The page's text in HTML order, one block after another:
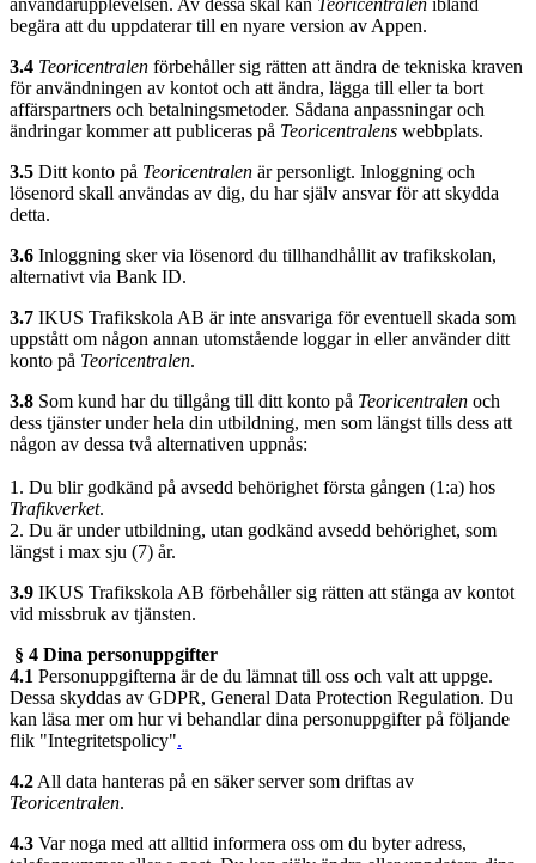
användarupplevelsen. Av dessa skäl kan Teoricentralen ibland
begära att du uppdaterar till en nyare version av Appen.
3.4 Teoricentralen förbehåller sig rätten att ändra de tekniska kraven
för användningen av kontot och att ändra, lägga till eller ta bort
affärspartners och betalningsmetoder. Sådana anpassningar och
ändringar kommer att publiceras på Teoricentralens webbplats.
3.5 Ditt konto på Teoricentralen är personligt. Inloggning och
lösenord skall användas av dig, du har själv ansvar för att skydda
detta.
3.6 Inloggning sker via lösenord du tillhandhållit av trafikskolan,
alternativt via Bank ID.
3.7 IKUS Trafikskola AB är inte ansvariga för eventuell skada som
uppstått om någon annan utomstående loggar in eller använder ditt
konto på Teoricentralen.
3.8 Som kund har du tillgång till ditt konto på Teoricentralen och
dess tjänster under hela din utbildning, men som längst tills dess att
någon av dessa två alternativen uppnås:
1. Du blir godkänd på avsedd behörighet första gången (1:a) hos
Trafikverket.
2. Du är under utbildning, utan godkänd avsedd behörighet, som
längst i max sju (7) år.
3.9 IKUS Trafikskola AB förbehåller sig rätten att stänga av kontot
vid missbruk av tjänsten.
§ 4 Dina personuppgifter
4.1 Personuppgifterna är de du lämnat till oss och valt att uppge.
Dessa skyddas av GDPR, General Data Protection Regulation. Du
kan läsa mer om hur vi behandlar dina personuppgifter på följande
flik "Integritetspolicy".
4.2 All data hanteras på en säker server som driftas av
Teoricentralen.
4.3 Var noga med att alltid informera oss om du byter adress,